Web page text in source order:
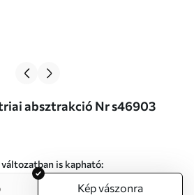
Geometriai absztrakció Nr s46903
is kapható:
Kép vászonra